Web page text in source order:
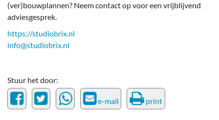
(ver)bouwplannen? Neem contact op voor een vrijblijvend
adviesgesprek.
https://studiobrix.nl
info@studiobrix.nl
Stuur het door:
e-mail print